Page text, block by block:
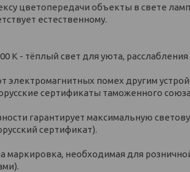
цветопередачи объекты в свете
естественному.
К - тёплый свет для уюта,
помех другим
сертификаты таможенного
гарантирует максимальную
сертификат).
маркировка, необходимая для